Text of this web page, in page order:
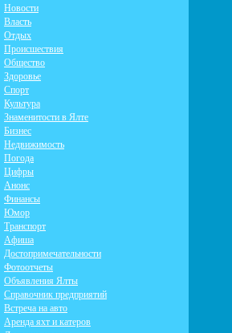
Новости
Власть
Отдых
Происшествия
Общество
Здоровье
Спорт
Культура
Знаменитости в Ялте
Бизнес
Недвижимость
Погода
Цифры
Анонс
Финансы
Юмор
Транспорт
Афиша
Достопримечательности
Фотоотчеты
Объявления Ялты
Справочник предприятий
Встреча на авто
Аренда яхт и катеров